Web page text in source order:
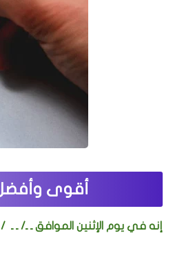
أقوى
إنه في يوم الإثنين الموافق ـ ـ/